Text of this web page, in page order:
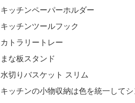
キッチンペーパーホルダー
キッチンツールフック
カトラリートレー
まな板スタンド
水切りバスケット スリム
キッチンの小物収納は色を統一して